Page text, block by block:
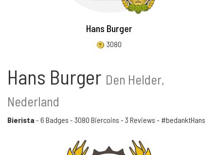
Hans Burger
3080
Hans Burger Den Helder,
Nederland
Bierista - 6 Badges - 3080 Biercoins - 3 Reviews - #bedanktHans